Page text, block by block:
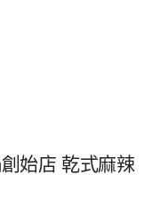
始店 乾式麻辣